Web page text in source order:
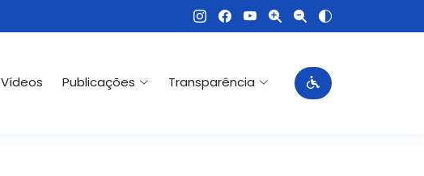
Vídeos Publicações Transparência